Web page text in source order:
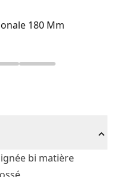
180 Mm
bi matière